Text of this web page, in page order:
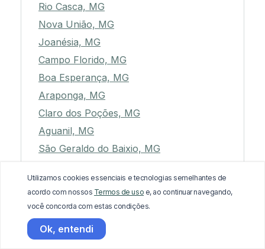
Rio Casca, MG
Nova União, MG
Joanésia, MG
Campo Florido, MG
Boa Esperança, MG
Araponga, MG
Claro dos Poções, MG
Aguanil, MG
São Geraldo do Baixio, MG
Miradouro, MG
São Francisco de Paula, MG
Caraí, MG
Itambé do Mato Dentro, MG
Utilizamos cookies essenciais e tecnologias semelhantes de
acordo com nossos Termos de uso e, ao continuar navegando,
você concorda com estas condições.
Ok, entendi